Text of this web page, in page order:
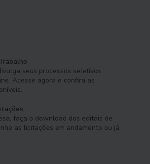
seus processos seletivos
Acesse agora e confira as
faça o download dos editais de
as licitações em andamento ou já